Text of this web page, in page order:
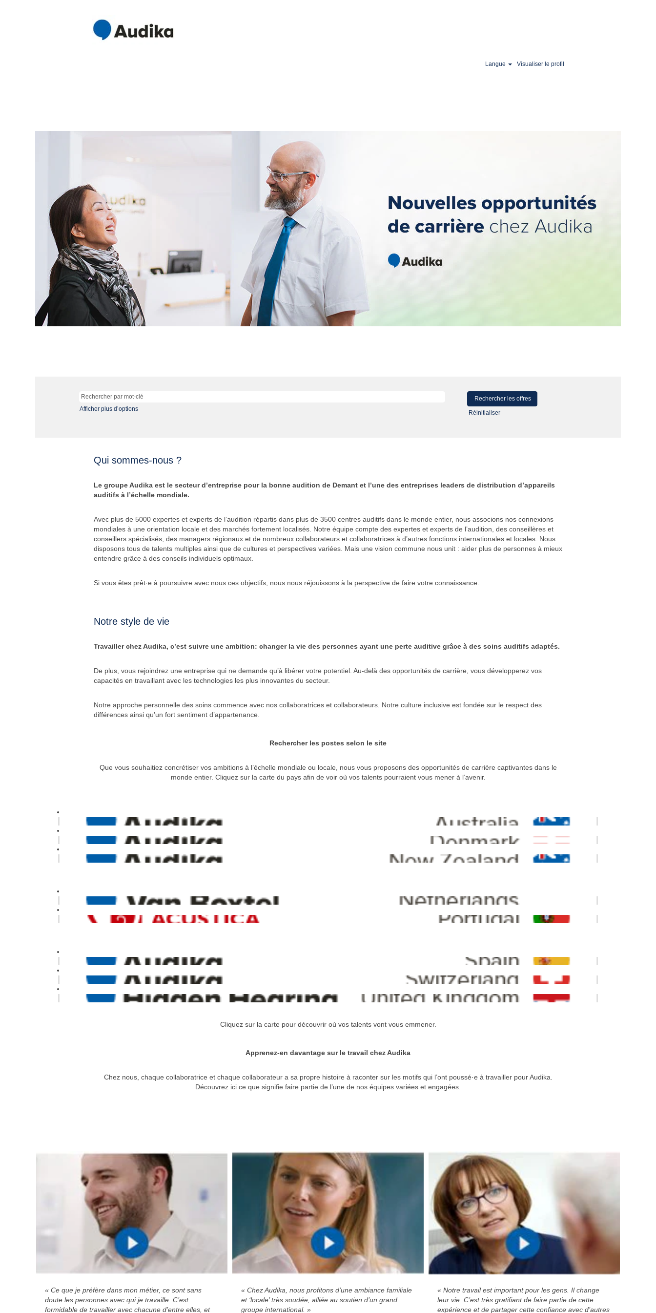
Langue Visualiser le profil
Afficher plus d’options
Réinitialiser
Qui sommes-nous ?
Le groupe Audika est le secteur d’entreprise pour la bonne audition de Demant et l’une des entreprises leaders de distribution d’appareils
auditifs à l’échelle mondiale.
Avec plus de 5000 expertes et experts de l’audition répartis dans plus de 3500 centres auditifs dans le monde entier, nous associons nos connexions
mondiales à une orientation locale et des marchés fortement localisés. Notre équipe compte des expertes et experts de l’audition, des conseillères et
conseillers spécialisés, des managers régionaux et de nombreux collaborateurs et collaboratrices à d’autres fonctions internationales et locales. Nous
disposons tous de talents multiples ainsi que de cultures et perspectives variées. Mais une vision commune nous unit : aider plus de personnes à mieux
entendre grâce à des conseils individuels optimaux.
Si vous êtes prêt·e à poursuivre avec nous ces objectifs, nous nous réjouissons à la perspective de faire votre connaissance.
Notre style de vie
Travailler chez Audika, c’est suivre une ambition: changer la vie des personnes ayant une perte auditive grâce à des soins auditifs adaptés.
De plus, vous rejoindrez une entreprise qui ne demande qu’à libérer votre potentiel. Au-delà des opportunités de carrière, vous développerez vos
capacités en travaillant avec les technologies les plus innovantes du secteur.
Notre approche personnelle des soins commence avec nos collaboratrices et collaborateurs. Notre culture inclusive est fondée sur le respect des
différences ainsi qu’un fort sentiment d’appartenance.
Rechercher les postes selon le site
Que vous souhaitiez concrétiser vos ambitions à l’échelle mondiale ou locale, nous vous proposons des opportunités de carrière captivantes dans le
monde entier. Cliquez sur la carte du pays afin de voir où vos talents pourraient vous mener à l’avenir.
Cliquez sur la carte pour découvrir où vos talents vont vous emmener.
Apprenez-en davantage sur le travail chez Audika
Chez nous, chaque collaboratrice et chaque collaborateur a sa propre histoire à raconter sur les motifs qui l’ont poussé·e à travailler pour Audika.
Découvrez ici ce que signifie faire partie de l’une de nos équipes variées et engagées.
« Ce que je préfère dans mon métier, ce sont sans
doute les personnes avec qui je travaille. C’est
formidable de travailler avec chacune d’entre elles, et
« Chez Audika, nous profitons d’une ambiance familiale
et ‘locale’ très soudée, alliée au soutien d’un grand
groupe international. »
« Notre travail est important pour les gens. Il change
leur vie. C’est très gratifiant de faire partie de cette
expérience et de partager cette confiance avec d’autres